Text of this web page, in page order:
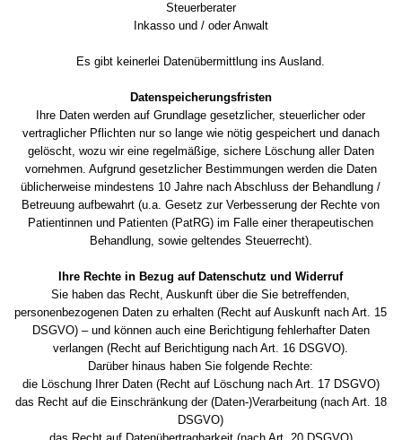
Steuerberater
Inkasso und / oder Anwalt
Es gibt keinerlei Datenübermittlung ins Ausland.
Datenspeicherungsfristen
Ihre Daten werden auf Grundlage gesetzlicher, steuerlicher oder
vertraglicher Pflichten nur so lange wie nötig gespeichert und danach
gelöscht, wozu wir eine regelmäßige, sichere Löschung aller Daten
vornehmen. Aufgrund gesetzlicher Bestimmungen werden die Daten
üblicherweise mindestens 10 Jahre nach Abschluss der Behandlung /
Betreuung aufbewahrt (u.a. Gesetz zur Verbesserung der Rechte von
Patientinnen und Patienten (PatRG) im Falle einer therapeutischen
Behandlung, sowie geltendes Steuerrecht).
Ihre Rechte in Bezug auf Datenschutz und Widerruf
Sie haben das Recht, Auskunft über die Sie betreffenden,
personenbezogenen Daten zu erhalten (Recht auf Auskunft nach Art. 15
DSGVO) – und können auch eine Berichtigung fehlerhafter Daten
verlangen (Recht auf Berichtigung nach Art. 16 DSGVO).
Darüber hinaus haben Sie folgende Rechte:
die Löschung Ihrer Daten (Recht auf Löschung nach Art. 17 DSGVO)
das Recht auf die Einschränkung der (Daten-)Verarbeitung (nach Art. 18
DSGVO)